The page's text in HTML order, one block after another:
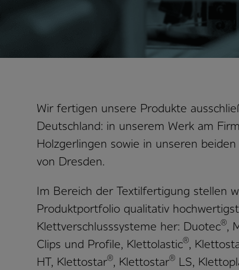
Wir fertigen unsere Produkte
Deutschland: in unserem Werk am
Holzgerlingen sowie in unseren
von Dresden.
Im Bereich der Textilfertigung stellen
Produktportfolio qualitativ
Klettverschlusssysteme her: Duotec®,
Clips und Profile, Klettolastic®,
HT, Klettostar®, Klettostar® LS,